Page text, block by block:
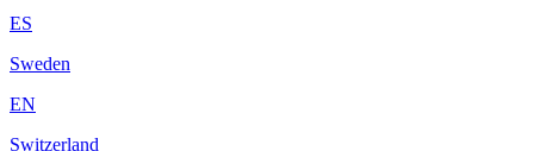
ES
Sweden
EN
Switzerland